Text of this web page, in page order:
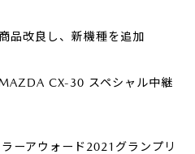
品改良し、新機種を追加
CX-30 スペシャル中継
ーアウォード2021グランプリ